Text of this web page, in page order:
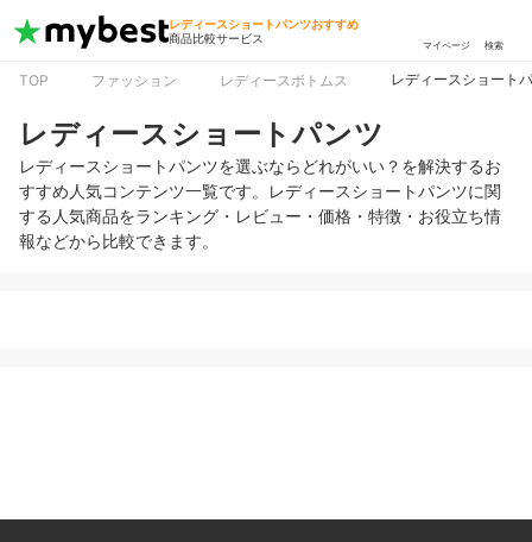
レディースショートパンツおすすめ
商品比較サービス
マイページ 検索
TOP ファッション レディースボトムス レディースショート
レディースショートパンツ
レディースショートパンツを選ぶならどれがいい？を解決するお
すすめ人気コンテンツ一覧です。レディースショートパンツに関
する人気商品をランキング・レビュー・価格・特徴・お役立ち情
報などから比較できます。